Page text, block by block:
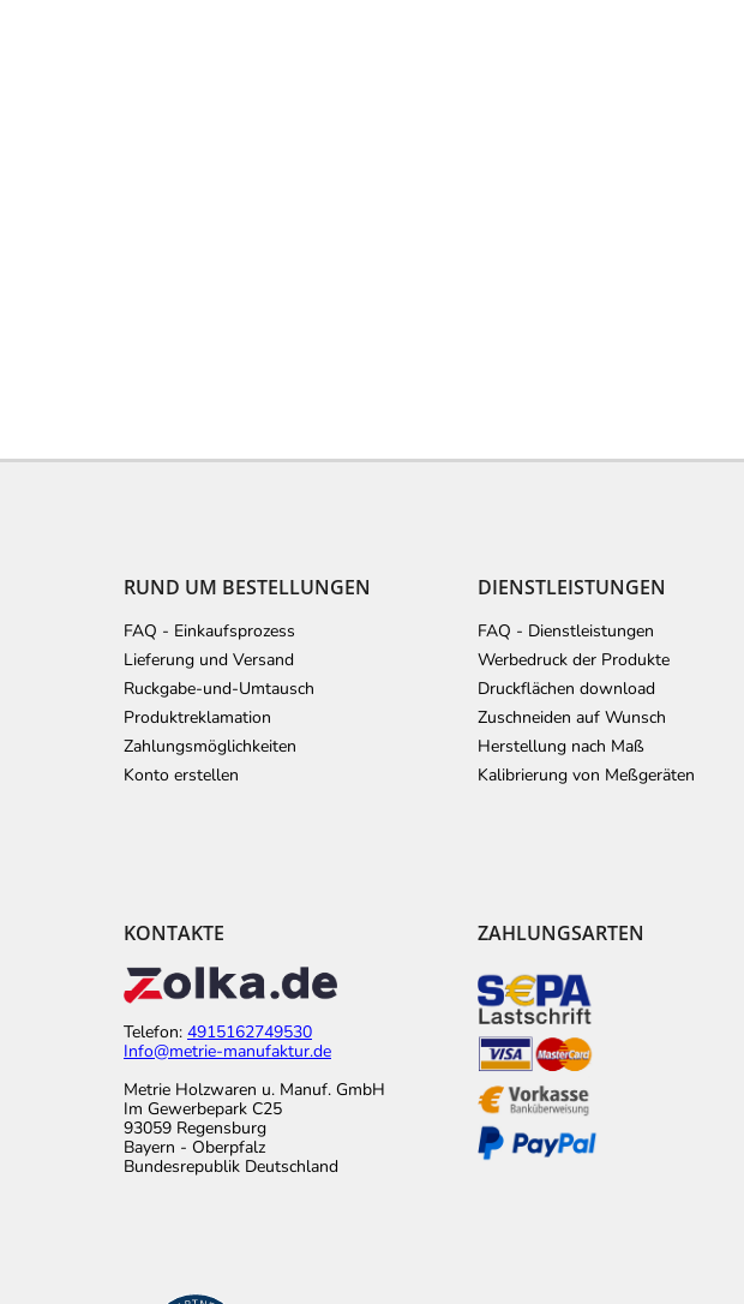
F
RUND UM BESTELLUNGEN
FAQ - Einkaufsprozess
Lieferung und Versand
Ruckgabe-und-Umtausch
Produktreklamation
Zahlungsmöglichkeiten
Konto erstellen
DIENSTLEISTUNGEN
FAQ - Dienstleistungen
Werbedruck der Produkte
Druckflächen download
Zuschneiden auf Wunsch
Herstellung nach Maß
Kalibrierung von Meßgeräten
KONTAKTE
Telefon: 4915162749530
Info@metrie-manufaktur.de
Metrie Holzwaren u. Manuf. GmbH
Im Gewerbepark C25
93059 Regensburg
Bayern - Oberpfalz
Bundesrepublik Deutschland
ZAHLUNGSARTEN